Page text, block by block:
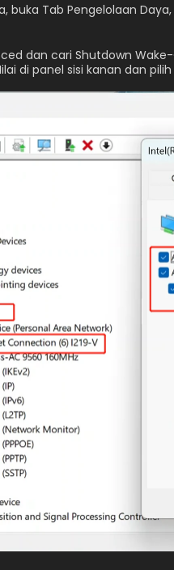
buka Tab Pengelolaan
dan cari Shutdown
di panel sisi kanan dan pilih